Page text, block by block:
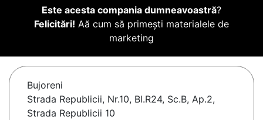
Este acesta compania dumneavoastră?
Felicitări! Aă cum să primești materialele de
marketing
Bujoreni
Strada Republicii, Nr.10, Bl.R24, Sc.B, Ap.2,
Strada Republicii 10